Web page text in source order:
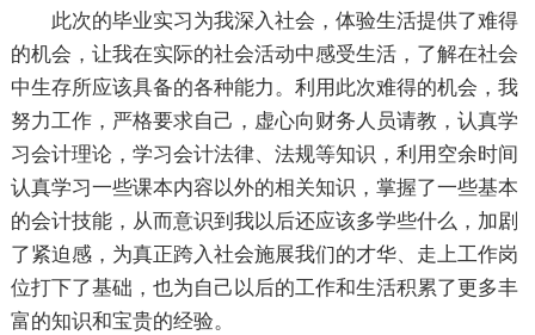
此次的毕业实习为我深入社会，体验生活提供了难得
的机会，让我在实际的社会活动中感受生活，了解在社会
中生存所应该具备的各种能力。利用此次难得的机会，我
努力工作，严格要求自己，虚心向财务人员请教，认真学
习会计理论，学习会计法律、法规等知识，利用空余时间
认真学习一些课本内容以外的相关知识，掌握了一些基本
的会计技能，从而意识到我以后还应该多学些什么，加剧
了紧迫感，为真正跨入社会施展我们的才华、走上工作岗
位打下了基础，也为自己以后的工作和生活积累了更多丰
富的知识和宝贵的经验。